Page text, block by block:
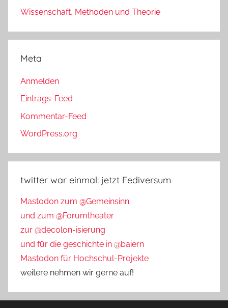
Wissenschaft, Methoden und Theorie
Meta
Anmelden
Eintrags-Feed
Kommentar-Feed
WordPress.org
twitter war einmal: jetzt Fediversum
Mastodon zum @Gemeinsinn
und zum @Forumtheater
zur @decolon-isierung
und für die geschichte in @baiern
Mastodon für Hochschul-Projekte
weitere nehmen wir gerne auf!